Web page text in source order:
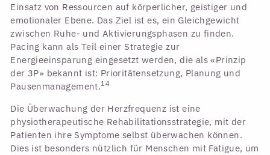
Einsatz von Ressourcen auf körperlicher, geistiger und
emotionaler Ebene. Das Ziel ist es, ein Gleichgewicht
zwischen Ruhe- und Aktivierungsphasen zu finden.
Pacing kann als Teil einer Strategie zur
Energieeinsparung eingesetzt werden, die als «Prinzip
der 3P» bekannt ist: Prioritätensetzung, Planung und
Pausenmanagement.14
Die Überwachung der Herzfrequenz ist eine
physiotherapeutische Rehabilitationsstrategie, mit der
Patienten ihre Symptome selbst überwachen können.
Dies ist besonders nützlich für Menschen mit Fatigue, um